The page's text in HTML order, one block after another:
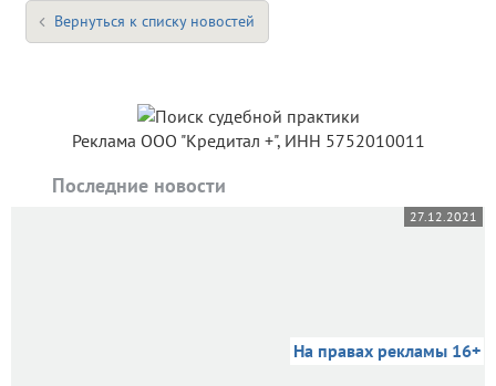
Вернуться к списку новостей
Реклама ООО "Кредитал +", ИНН 5752010011
Последние новости
27.12.2021
На правах рекламы 16+